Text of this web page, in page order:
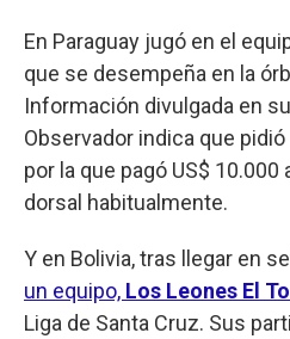
En Paraguay jugó en el
que se desempeña en la
Información divulgada en
Observador indica que
por la que pagó US$
dorsal habitualmente.
Y en Bolivia, tras llegar en
un equipo, Los Leones El
Liga de Santa Cruz. Sus